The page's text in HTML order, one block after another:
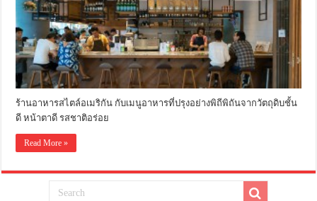
ร้านอาหารสไตล์อเมริกัน กับเมนูอาหารที่ปรุงอย่างพิถีพิถันจากวัตถุดิบชั้น
ดี หน้าตาดี รสชาติอร่อย
Read More »